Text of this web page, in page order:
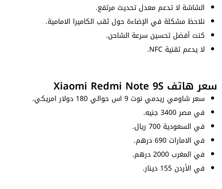
الشاشة لا تدعم معدل تحديث مرتفع.
نلاحظ مشكلة في الإضاءة حول ثقب الكاميرا الامامية.
كنت أفضل تحسين سرعة الشاحن.
لا يدعم تقنية NFC.
سعر هاتف Xiaomi Redmi Note 9S
سعر شاومي ريدمي نوت 9 اس حوالي 180 دولار امريكي.
في مصر 3400 جنيه.
في السعودية 700 ريال.
في الامارات 690 درهم.
في المغرب 2000 درهم.
في الأردن 155 دينار.